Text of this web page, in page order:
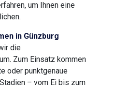
um Ihnen eine
in Günzburg
die
Zum Einsatz kommen
oder punktgenaue
– vom Ei bis zum